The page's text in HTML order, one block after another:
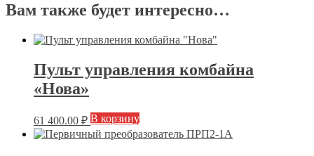
Вам также будет интересно…
Пульт управления комбайна
«Нова»
61 400.00 ₽ В корзину